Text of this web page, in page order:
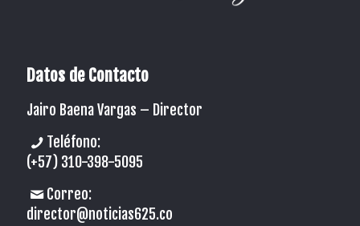
Datos de Contacto
Jairo Baena Vargas – Director
Teléfono:
(+57) 310-398-5095
Correo:
director@noticias625.co